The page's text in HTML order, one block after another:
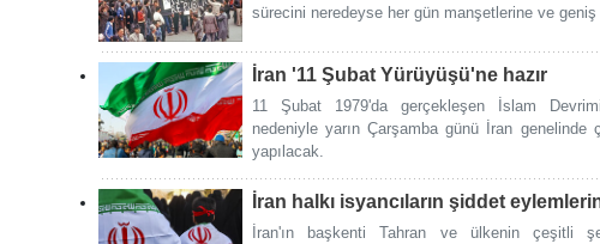
sürecini neredeyse her gün manşetlerine ve geniş
İran '11 Şubat Yürüyüşü'ne hazır
11 Şubat 1979'da gerçekleşen İslam
nedeniyle yarın Çarşamba günü İran
yapılacak.
İran halkı isyancıların şiddet
İran'ın başkenti Tahran ve ülkenin çeşitli